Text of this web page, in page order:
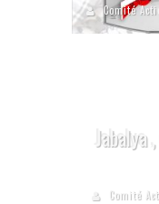
Comité
Comité